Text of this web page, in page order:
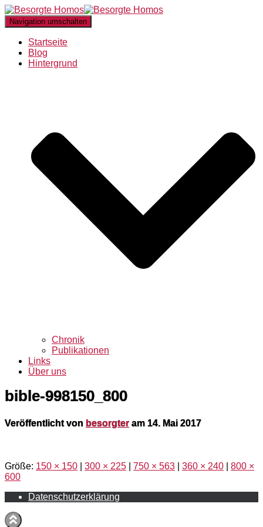
Navigation umschalten
Startseite
Blog
Hintergrund
Chronik
Publikationen
Links
Über uns
bible-998150_800
Veröffentlicht von besorgter am 14. Mai 2017
Größe: 150 × 150 300 × 225 750 × 563 360 × 240
800 ×
600
Datenschutzerklärung